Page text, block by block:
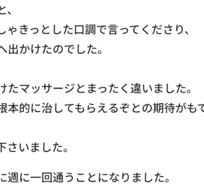
ゃきっとした口調で言ってくださり、
かけたのでした。
マッサージとまったく違いました。
的に治してもらえるぞとの期待がもて
いました。
に一回通うことになりました。